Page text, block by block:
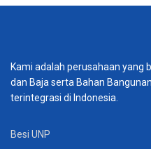
Kami adalah perusahaan yang
dan Baja serta Bahan
terintegrasi di Indonesia.
Besi UNP